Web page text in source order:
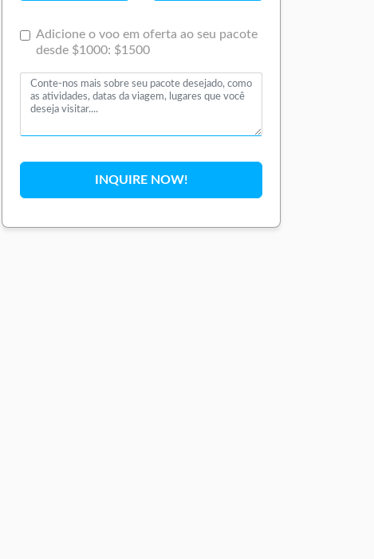
Adicione o voo em oferta ao seu pacote
desde $1000: $1500
INQUIRE NOW!